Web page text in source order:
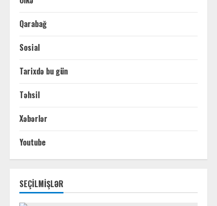
Qarabağ
Sosial
Tarixdə bu gün
Təhsil
Xəbərlər
Youtube
SEÇİLMİŞLƏR